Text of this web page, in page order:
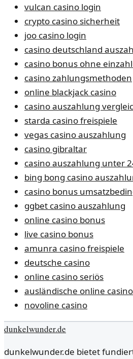
vulcan casino login
crypto casino sicherheit
joo casino login
casino deutschland
casino bonus ohne
casino zahlungsmethoden
online blackjack casino
casino auszahlung
starda casino freispiele
vegas casino auszahlung
casino gibraltar
casino auszahlung unter
bing bong casino
casino bonus
ggbet casino auszahlung
online casino bonus
live casino bonus
amunra casino freispiele
deutsche casino
online casino seriös
ausländische online
novoline casino
dunkelwunder.de
dunkelwunder.de bietet